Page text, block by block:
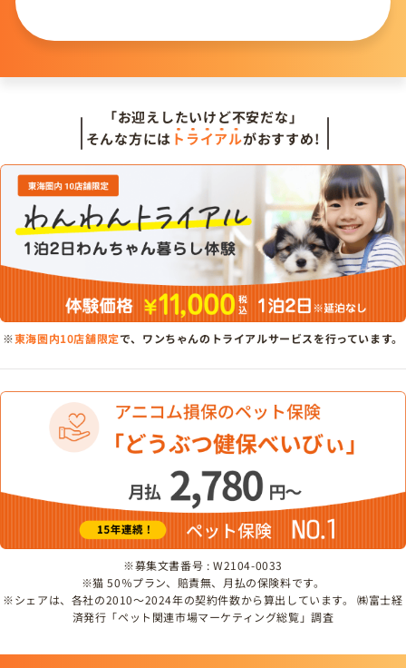
「お迎えしたいけど不安だな」
そんな方には トライアルがおすすめ!
※東海圏内10店舗限定で、ワンちゃんのトライアルサービスを行っています。
※募集文書番号 : W2104-0033
※猫 50％プラン、賠責無、月払の保険料です。
※シェアは、各社の2010～2024年の契約件数から算出しています。 ㈱富士経
済発行「ペット関連市場マーケティング総覧」調査